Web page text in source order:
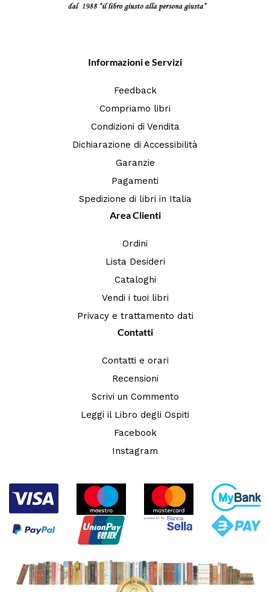
Informazioni e Servizi
Feedback
Compriamo libri
Condizioni di Vendita
Dichiarazione di Accessibilità
Garanzie
Pagamenti
Spedizione di libri in Italia
Area Clienti
Ordini
Lista Desideri
Cataloghi
Vendi i tuoi libri
Privacy e trattamento dati
Contatti
Contatti e orari
Recensioni
Scrivi un Commento
Leggi il Libro degli Ospiti
Facebook
Instagram